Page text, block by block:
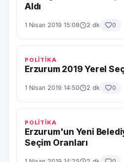
Aldı
1 Nisan 2019 15:08 2 dk 0
POLİTİKA
Erzurum 2019 Yerel
1 Nisan 2019 14:50 2 dk 0
POLİTİKA
Erzurum'un Yeni
Seçim Oranları